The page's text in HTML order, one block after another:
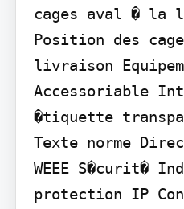
cages aval � la
Position des
livraison
Accessoriable
�tiquette
Texte norme
WEEE S�curit�
protection IP